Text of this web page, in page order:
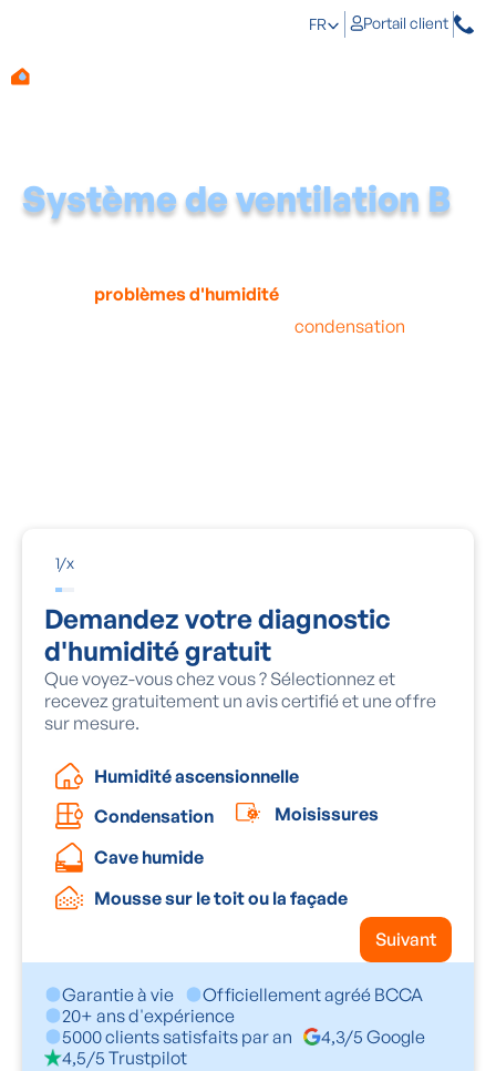
FR Portail client
Système de ventilation B
problèmes d'humidité
condensation
1/x
Demandez votre diagnostic
d'humidité gratuit
Que voyez-vous chez vous ? Sélectionnez et
recevez gratuitement un avis certifié et une offre
sur mesure.
Humidité ascensionnelle
Condensation
Moisissures
Cave humide
Mousse sur le toit ou la façade
Suivant
Garantie à vie
Officiellement agréé BCCA
20+ ans d'expérience
5000 clients satisfaits par an
4,3/5 Google
4,5/5 Trustpilot